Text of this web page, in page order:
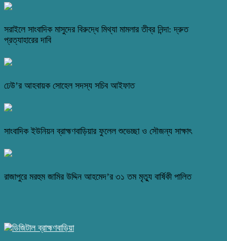
সরাইলে সাংবাদিক মাসুদের বিরুদ্ধে মিথ্যা মামলার তীব্র নিন্দা: দ্রুত
প্রত্যাহারের দাবি
ঢেউ’র আহবায়ক সোহেল সদস্য সচিব আইফাত
সাংবাদিক ইউনিয়ন ব্রাহ্মণবাড়িয়ার ফুলেল শুভেচ্ছা ও সৌজন্য সাক্ষাৎ
রাজাপুরে মরহুম জামির উদ্দিন আহমেদ’র ৩১ তম মৃত্যু বার্ষিকী পালিত